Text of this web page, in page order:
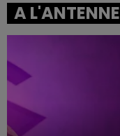
A L'ANTENNE